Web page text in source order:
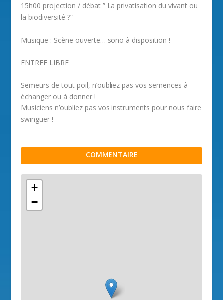
15h00 projection / débat ” La privatisation du vivant ou
la biodiversité ?”
Musique : Scène ouverte… sono à disposition !
ENTREE LIBRE
Semeurs de tout poil, n’oubliez pas vos semences à
échanger ou à donner !
Musiciens n’oubliez pas vos instruments pour nous faire
swinguer !
COMMENTAIRE
+
−